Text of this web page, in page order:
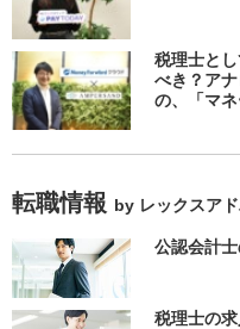
税理士と
べき？ア
の、「マネ
転職情報 by レックスア
公認会計
税理士の